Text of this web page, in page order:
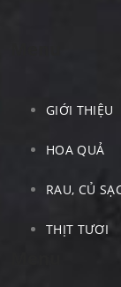
GIỚI THIỆU
HOA QUẢ
RAU, CỦ
THỊT TƯƠI